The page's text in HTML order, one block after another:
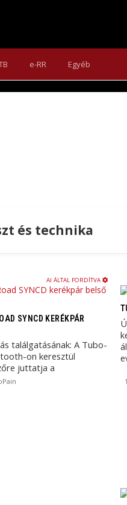
e-RR Egyéb
T ÉS
nyújt. Az új Romy
és technika
AI ÁLTAL FORDÍTVA
SYNCD KERÉKPÁR
találgatásának: A Tubo-
on keresztül
juttatja a